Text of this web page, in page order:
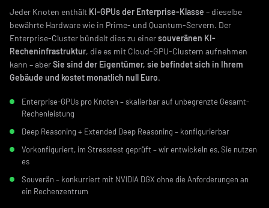
Jeder Knoten enthält KI-GPUs der Enterprise-Klasse – dieselbe
bewährte Hardware wie in Prime- und Quantum-Servern. Der
Enterprise-Cluster bündelt dies zu einersouveränen KI-
Recheninfrastruktur, die es mit Cloud-GPU-Clustern aufnehmen
kann – aberSie sind der Eigentümer, sie befindet sich in Ihrem
Gebäude und kostet monatlich null Euro.
Enterprise-GPUs pro Knoten – skalierbar auf unbegrenzte Gesamt-
Rechenleistung
Deep Reasoning + Extended Deep Reasoning – konfigurierbar
Vorkonfiguriert, im Stresstest geprüft – wir entwickeln es, Sie nutzen
es
Souverän – konkurriert mit NVIDIA DGX ohne die Anforderungen an
ein Rechenzentrum